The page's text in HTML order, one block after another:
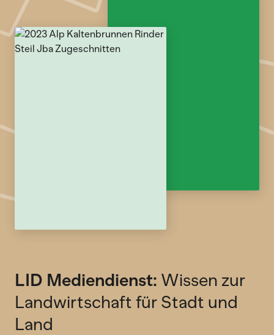
LID Mediendienst: Wissen zur
Landwirtschaft für Stadt und
Land